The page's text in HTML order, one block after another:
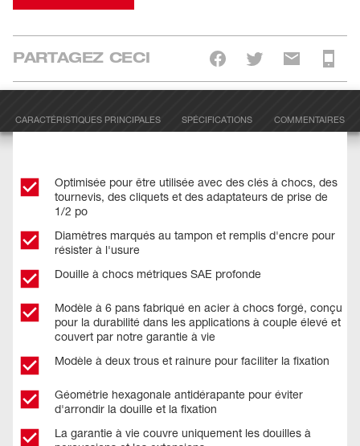
PARTAGEZ CECI
CARACTÉRISTIQUES PRINCIPALES SPÉCIFICATIONS COMMENTAIRES
Optimisée pour être utilisée avec des clés à chocs, des
tournevis, des cliquets et des adaptateurs de prise de
1/2 po
Diamètres marqués au tampon et remplis d'encre pour
résister à l'usure
Douille à chocs métriques SAE profonde
Modèle à 6 pans fabriqué en acier à chocs forgé, conçu
pour la durabilité dans les applications à couple élevé et
couvert par notre garantie à vie
Modèle à deux trous et rainure pour faciliter la fixation
Géométrie hexagonale antidérapante pour éviter
d'arrondir la douille et la fixation
La garantie à vie couvre uniquement les douilles à